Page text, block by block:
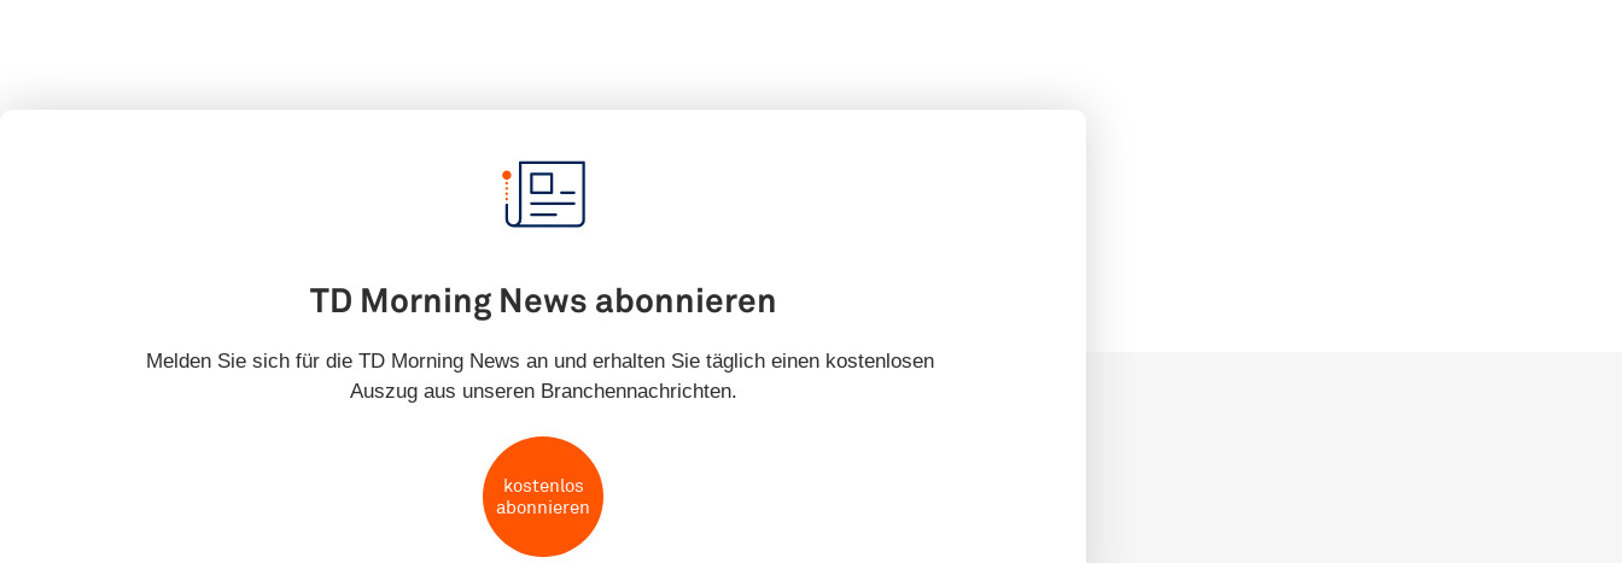
TD Morning News abonnieren
Melden Sie sich für die TD Morning News an und erhalten Sie täglich einen kostenlosen
Auszug aus unseren Branchennachrichten.
kostenlos
abonnieren